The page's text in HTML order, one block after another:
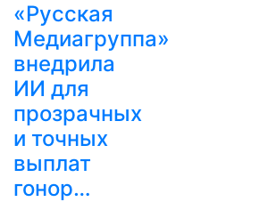
«Русская
Медиагруппа»
внедрила
ИИ для
прозрачных
и точных
выплат
гонор…